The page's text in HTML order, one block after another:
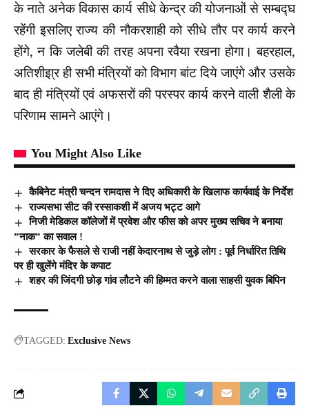
के नाते अनेक विकास कार्य सीधे केन्द्र की योजनाओं से सम्बद्घ
रहेंगी इसलिए राज्य की नौकरशाही को सीधे तौर पर कार्य करने
होंगे, न कि जलेबी की तरह अपना रवैया रखना होगा। बहरहाल,
अतिशीइा्र ही सभी मंत्रियों को विभाग बांट दिये जाएंगे और उसके
बाद ही मंत्रियों एवं अफसरों की परस्पर कार्य करने वाली शैली के
परिणाम सामने आएंगे।
You Might Also Like
कैबिनेट मंत्री चन्दन रामदास ने दिए अधिकारी के खिलाफ कार्यवाई के निर्देश
राज्यसभा सीट की रस्साकशी में अजय भट्ट आगे
निजी मेडिकल कॉलेजों में प्रवेश और फीस को अपर मुख्य सचिव ने बनाया
”नाक” का सवाल !
सरकार के फैसले से राजी नहीं केदारनाथ से जुड़े लोग : पूर्व निर्धारित तिथि
पर ही खुलेंगे मंदिर के कपाट
शहर की जिंदगी छोड़ गांव लौटने की हिम्मत करने वाला साहसी युवक बिपिन
TAGGED: Exclusive News